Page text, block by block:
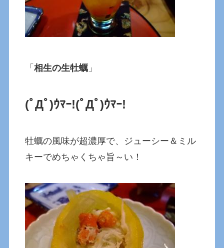
「相生の生牡蠣 」
(ﾟДﾟ)ｳﾏｰ!(ﾟДﾟ)ｳﾏｰ!
牡蠣の風味が超濃厚で、ジューシー＆ミル
キーでめちゃくちゃ旨～い！